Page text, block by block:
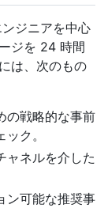
ジニアを中心
ジを 24 時間
は、次のもの
の戦略的な事前
ク。
ャネルを介した
ン可能な推奨事